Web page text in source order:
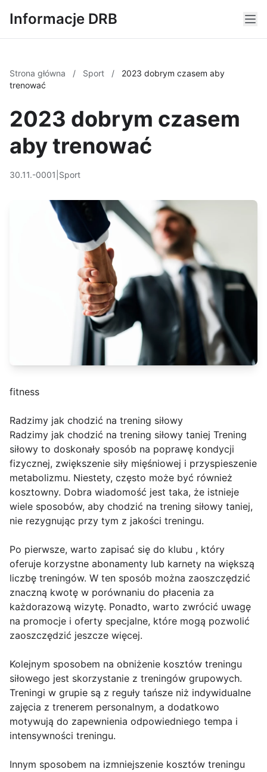
Informacje DRB
Strona główna / Sport /
2023 dobrym czasem aby
trenować
2023 dobrym czasem
aby trenować
30.11.-0001 Sport
fitness
Radzimy jak chodzić na trening siłowy
Radzimy jak chodzić na trening siłowy taniej Trening
siłowy to doskonały sposób na poprawę kondycji
fizycznej, zwiększenie siły mięśniowej i przyspieszenie
metabolizmu. Niestety, często może być również
kosztowny. Dobra wiadomość jest taka, że istnieje
wiele sposobów, aby chodzić na trening siłowy taniej,
nie rezygnując przy tym z jakości treningu.
Po pierwsze, warto zapisać się do klubu , który
oferuje korzystne abonamenty lub karnety na większą
liczbę treningów. W ten sposób można zaoszczędzić
znaczną kwotę w porównaniu do płacenia za
każdorazową wizytę. Ponadto, warto zwrócić uwagę
na promocje i oferty specjalne, które mogą pozwolić
zaoszczędzić jeszcze więcej.
Kolejnym sposobem na obniżenie kosztów treningu
siłowego jest skorzystanie z treningów grupowych.
Treningi w grupie są z reguły tańsze niż indywidualne
zajęcia z trenerem personalnym, a dodatkowo
motywują do zapewnienia odpowiedniego tempa i
intensywności treningu.
Innym sposobem na izmniejszenie kosztów treningu